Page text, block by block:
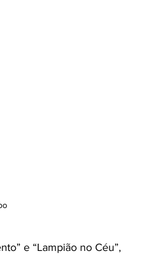
e “Lampião no Céu”,